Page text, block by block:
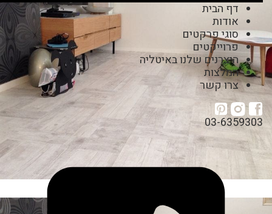
דף הבית
אודות
סוגי פרקטים
פרוייקטים
היצרנים שלנו באיטליה
המלצות
צרו קשר
03-6359303